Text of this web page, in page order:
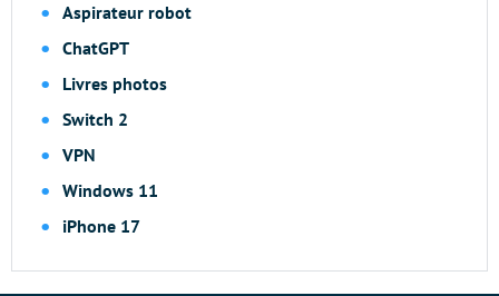
Aspirateur robot
ChatGPT
Livres photos
Switch 2
VPN
Windows 11
iPhone 17